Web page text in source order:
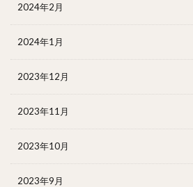
2024年2月
2024年1月
2023年12月
2023年11月
2023年10月
2023年9月